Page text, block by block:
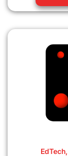
EdTech,